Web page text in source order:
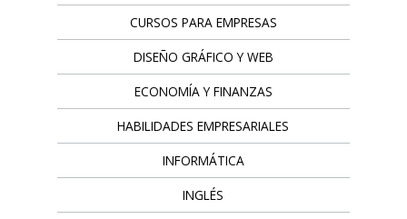
CURSOS PARA EMPRESAS
DISEÑO GRÁFICO Y WEB
ECONOMÍA Y FINANZAS
HABILIDADES EMPRESARIALES
INFORMÁTICA
INGLÉS